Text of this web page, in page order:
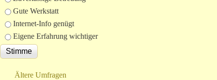
Gute Werkstatt
Internet-Info genügt
Eigene Erfahrung wichtiger
Ältere Umfragen